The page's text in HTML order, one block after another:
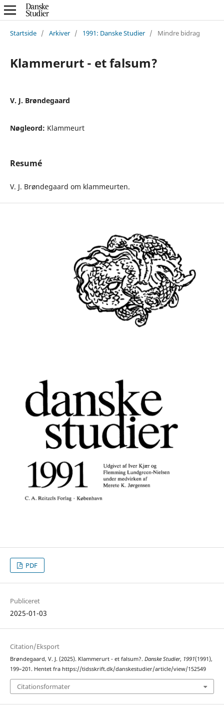
Startside / Arkiver / 1991: Danske Studier / Mindre bidrag
Klammerurt - et falsum?
V. J. Brøndegaard
Nøgleord: Klammeurt
Resumé
V. J. Brøndegaard om klammeurten.
PDF
Publiceret
2025-01-03
Citation/Eksport
Brøndegaard, V. J. (2025). Klammerurt - et falsum?. Danske Studier, 1991(1991),
199–201. Hentet fra https://tidsskrift.dk/danskestudier/article/view/152549
Citationsformater